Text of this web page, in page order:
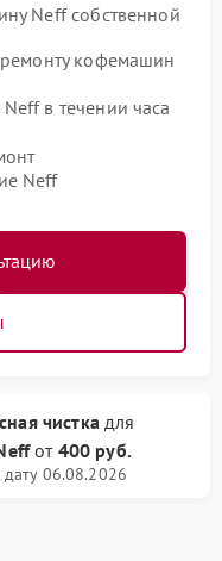
Neff собственной
кофемашин
в течении часа
Neff
чистка для
от 400 руб.
06.08.2026